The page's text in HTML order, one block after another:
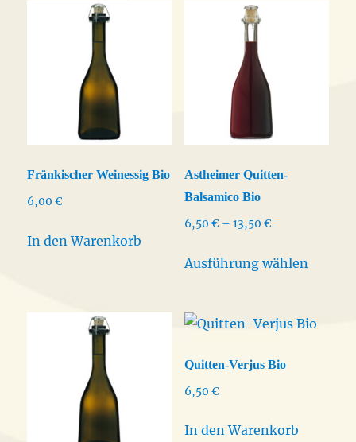
Produktseite
werden
Fränkischer Weinessig Bio
6,00€
In den Warenkorb
Astheimer Quitten-
Balsamico Bio
6,50 € – 13,50 €Preisspanne:
bis
Ausführung wählen
Quitten-Verjus Bio
6,50 €
In den Warenkorb